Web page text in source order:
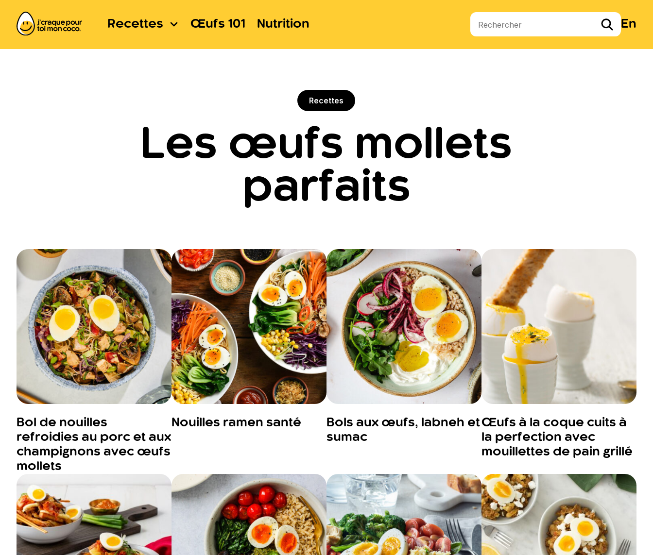
Recettes Œufs 101 Nutrition Termes de recherche En
Recettes
Les œufs mollets
parfaits
Bol de nouilles
refroidies au porc et aux
champignons avec œufs
mollets
Nouilles ramen santé
Bols aux œufs, labneh et
sumac
Œufs à la coque cuits à
la perfection avec
mouillettes de pain grillé